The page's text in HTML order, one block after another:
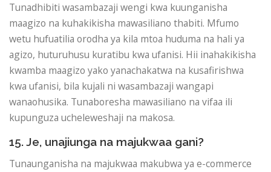
Tunadhibiti wasambazaji wengi kwa kuunganisha
maagizo na kuhakikisha mawasiliano thabiti. Mfumo
wetu hufuatilia orodha ya kila mtoa huduma na hali ya
agizo, huturuhusu kuratibu kwa ufanisi. Hii inahakikisha
kwamba maagizo yako yanachakatwa na kusafirishwa
kwa ufanisi, bila kujali ni wasambazaji wangapi
wanaohusika. Tunaboresha mawasiliano na vifaa ili
kupunguza ucheleweshaji na makosa.
15. Je, unajiunga na majukwaa gani?
Tunaunganisha na majukwaa makubwa ya e-commerce